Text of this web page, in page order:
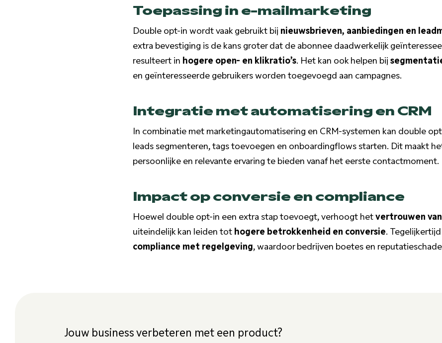
Toepassing in e-mailmarketing
Double opt-in wordt vaak gebruikt bij nieuwsbrieven, aanbiedingen en
extra bevestiging is de kans groter dat de abonnee daadwerkelijk
resulteert in hogere open- en klikratio’s. Het kan ook helpen bij
en geïnteresseerde gebruikers worden toegevoegd aan campagnes.
Integratie met automatisering en CRM
In combinatie met marketingautomatisering en CRM-systemen kan double
leads segmenteren, tags toevoegen en onboardingflows starten. Dit maakt
persoonlijke en relevante ervaring te bieden vanaf het eerste contactmoment.
Impact op conversie en compliance
Hoewel double opt-in een extra stap toevoegt, verhoogt hetvertrouwen
uiteindelijk kan leiden tothogere betrokkenheid en conversie.
compliance met regelgeving, waardoor bedrijven boetes en
Jouw business verbeteren met een product?